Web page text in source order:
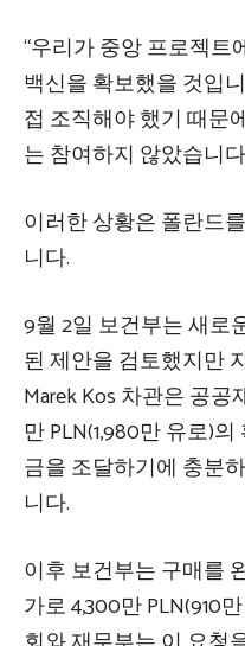
“우리가 중앙 프로젝트
백신을 확보했을 것입
접 조직해야 했기 때문
는 참여하지 않았습니
이러한 상황은 폴란드
니다.
9월 2일 보건부는 새로
된 제안을 검토했지만
Marek Kos 차관은 공
만 PLN(1,980만 유로)
금을 조달하기에 충분
니다.
이후 보건부는 구매를
가로 4,300만 PLN(910